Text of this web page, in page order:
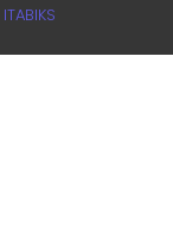
ITABIKS